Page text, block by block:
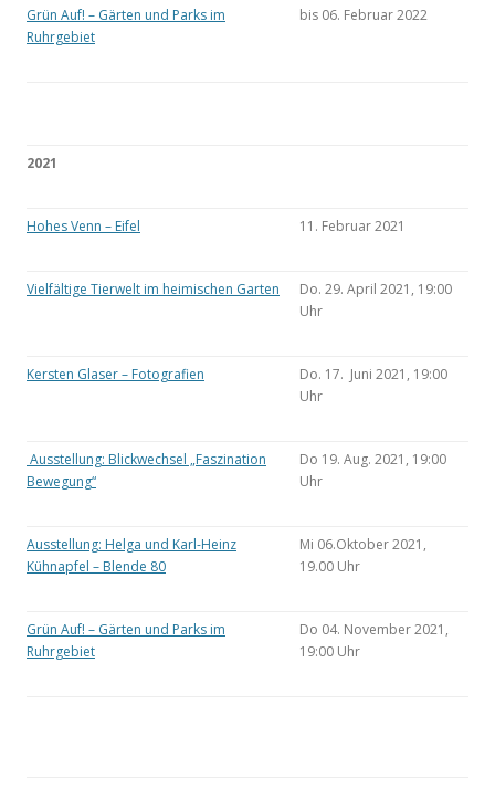
Grün Auf! – Gärten und Parks im
Ruhrgebiet
bis 06. Februar 2022
2021
Hohes Venn – Eifel 11. Februar 2021
Vielfältige Tierwelt im heimischen Garten
Do. 29. April 2021, 19:00
Uhr
Kersten Glaser – Fotografien
Do. 17. Juni 2021, 19:00
Uhr
Ausstellung: Blickwechsel „Faszination
Bewegung“
Do 19. Aug. 2021, 19:00
Uhr
Ausstellung: Helga und Karl-Heinz
Kühnapfel – Blende 80
Mi 06.Oktober 2021,
19.00 Uhr
Grün Auf! – Gärten und Parks im
Ruhrgebiet
Do 04. November 2021,
19:00 Uhr